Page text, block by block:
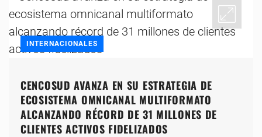
INTERNACIONALES
CENCOSUD AVANZA EN SU ESTRATEGIA DE
ECOSISTEMA OMNICANAL MULTIFORMATO
ALCANZANDO RÉCORD DE 31 MILLONES DE
CLIENTES ACTIVOS FIDELIZADOS